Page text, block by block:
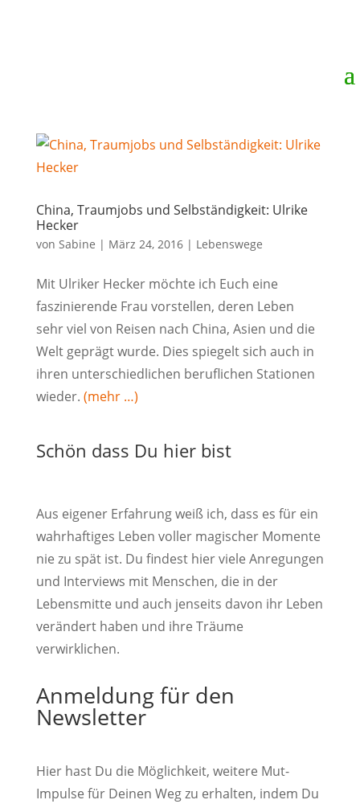
China, Traumjobs und Selbständigkeit: Ulrike
Hecker
von Sabine | März 24, 2016| Lebenswege
Mit Ulriker Hecker möchte ich Euch eine
faszinierende Frau vorstellen, deren Leben
sehr viel von Reisen nach China, Asien und die
Welt geprägt wurde. Dies spiegelt sich auch in
ihren unterschiedlichen beruflichen Stationen
wieder. (mehr …)
Schön dass Du hier bist
Aus eigener Erfahrung weiß ich, dass es für ein
wahrhaftiges Leben voller magischer Momente
nie zu spät ist. Du findest hier viele Anregungen
und Interviews mit Menschen, die in der
Lebensmitte und auch jenseits davon ihr Leben
verändert haben und ihre Träume
verwirklichen.
Anmeldung für den
Newsletter
Hier hast Du die Möglichkeit, weitere Mut-
Impulse für Deinen Weg zu erhalten, indem Du